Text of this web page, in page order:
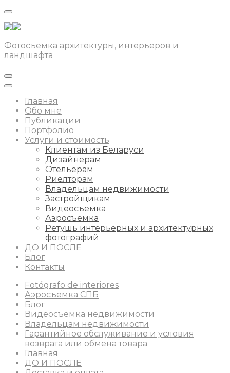
Фотосъемка архитектуры, интерьеров и
ландшафта
Главная
Обо мне
Публикации
Портфолио
Услуги и стоимость
Клиентам из Беларуси
Дизайнерам
Отельерам
Риелторам
Владельцам недвижимости
Застройщикам
Видеосъемка
Аэросъемка
Ретушь интерьерных и архитектурных
фотографий
ДО И ПОСЛЕ
Блог
Контакты
Fotógrafo de interiores
Аэросъемка СПБ
Блог
Видеосъемка недвижимости
Владельцам недвижимости
Гарантийное обслуживание и условия
возврата или обмена товара
Главная
ДО И ПОСЛЕ